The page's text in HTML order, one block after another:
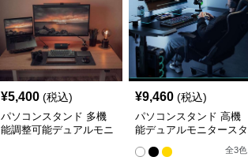
¥5,400 (税込)
パソコンスタンド 多機
能調整可能デュアルモニ
¥9,460 (税込)
パソコンスタンド 高機
能デュアルモニタースタ
全3色